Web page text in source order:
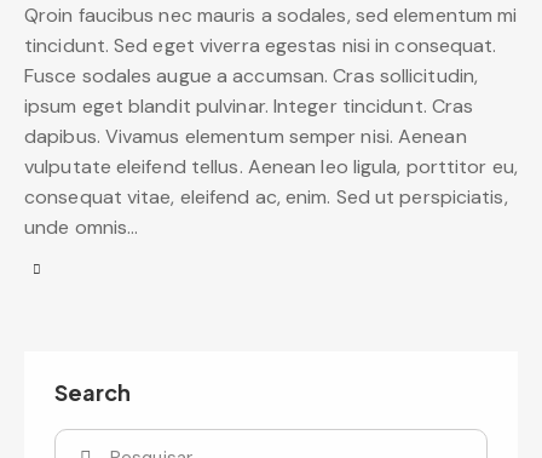
Qroin faucibus nec mauris a sodales, sed elementum mi
tincidunt. Sed eget viverra egestas nisi in consequat.
Fusce sodales augue a accumsan. Cras sollicitudin,
ipsum eget blandit pulvinar. Integer tincidunt. Cras
dapibus. Vivamus elementum semper nisi. Aenean
vulputate eleifend tellus. Aenean leo ligula, porttitor eu,
consequat vitae, eleifend ac, enim. Sed ut perspiciatis,
unde omnis…
Search